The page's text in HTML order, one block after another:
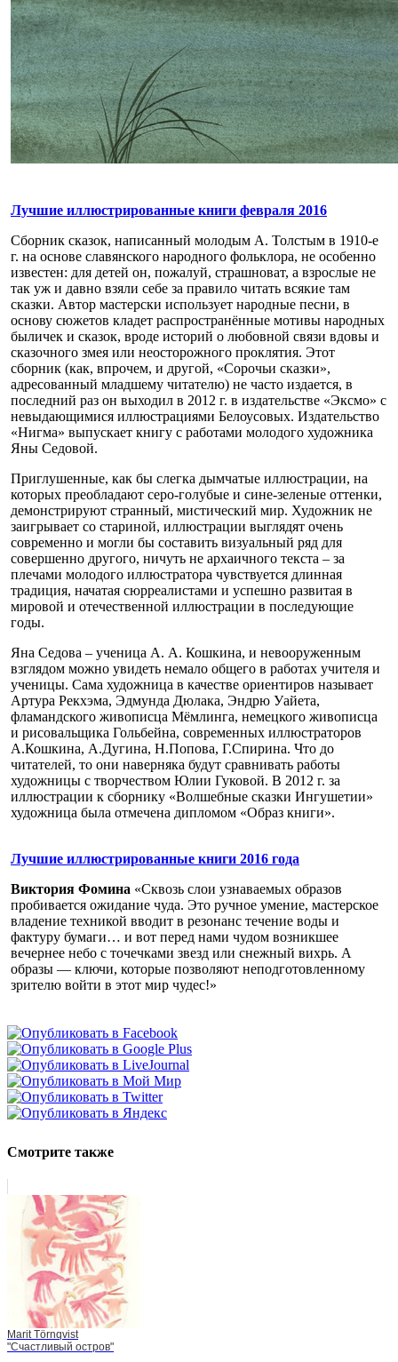
Лучшие иллюстрированные книги февраля 2016
Сборник сказок, написанный молодым А. Толстым в 1910-е
г. на основе славянского народного фольклора, не особенно
известен: для детей он, пожалуй, страшноват, а взрослые не
так уж и давно взяли себе за правило читать всякие там
сказки. Автор мастерски использует народные песни, в
основу сюжетов кладет распространённые мотивы народных
быличек и сказок, вроде историй о любовной связи вдовы и
сказочного змея или неосторожного проклятия. Этот
сборник (как, впрочем, и другой, «Сорочьи сказки»,
адресованный младшему читателю) не часто издается, в
последний раз он выходил в 2012 г. в издательстве «Эксмо» с
невыдающимися иллюстрациями Белоусовых. Издательство
«Нигма» выпускает книгу с работами молодого художника
Яны Седовой.
Приглушенные, как бы слегка дымчатые иллюстрации, на
которых преобладают серо-голубые и сине-зеленые оттенки,
демонстрируют странный, мистический мир. Художник не
заигрывает со стариной, иллюстрации выглядят очень
современно и могли бы составить визуальный ряд для
совершенно другого, ничуть не архаичного текста – за
плечами молодого иллюстратора чувствуется длинная
традиция, начатая сюрреалистами и успешно развитая в
мировой и отечественной иллюстрации в последующие
годы.
Яна Седова – ученица А. А. Кошкина, и невооруженным
взглядом можно увидеть немало общего в работах учителя и
ученицы. Сама художница в качестве ориентиров называет
Артура Рекхэма, Эдмунда Дюлака, Эндрю Уайета,
фламандского живописца Мёмлинга, немецкого живописца
и рисовальщика Гольбейна, современных иллюстраторов
А.Кошкина, А.Дугина, Н.Попова, Г.Спирина. Что до
читателей, то они наверняка будут сравнивать работы
художницы с творчеством Юлии Гуковой. В 2012 г. за
иллюстрации к сборнику «Волшебные сказки Ингушетии»
художница была отмечена дипломом «Образ книги».
Лучшие иллюстрированные книги 2016 года
Виктория Фомина «Сквозь слои узнаваемых образов
пробивается ожидание чуда. Это ручное умение, мастерское
владение техникой вводит в резонанс течение воды и
фактуру бумаги… и вот перед нами чудом возникшее
вечернее небо с точечками звезд или снежный вихрь. А
образы — ключи, которые позволяют неподготовленному
зрителю войти в этот мир чудес!»
Смотрите также
Marit Törnqvist
"Счастливый остров"